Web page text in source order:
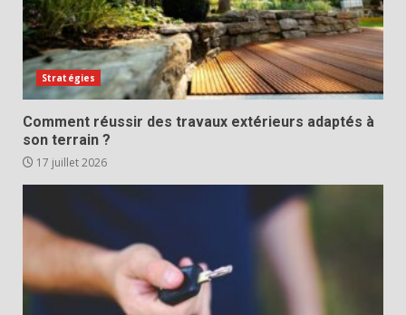
Stratégies
Comment réussir des travaux extérieurs adaptés à
son terrain ?
17 juillet 2026